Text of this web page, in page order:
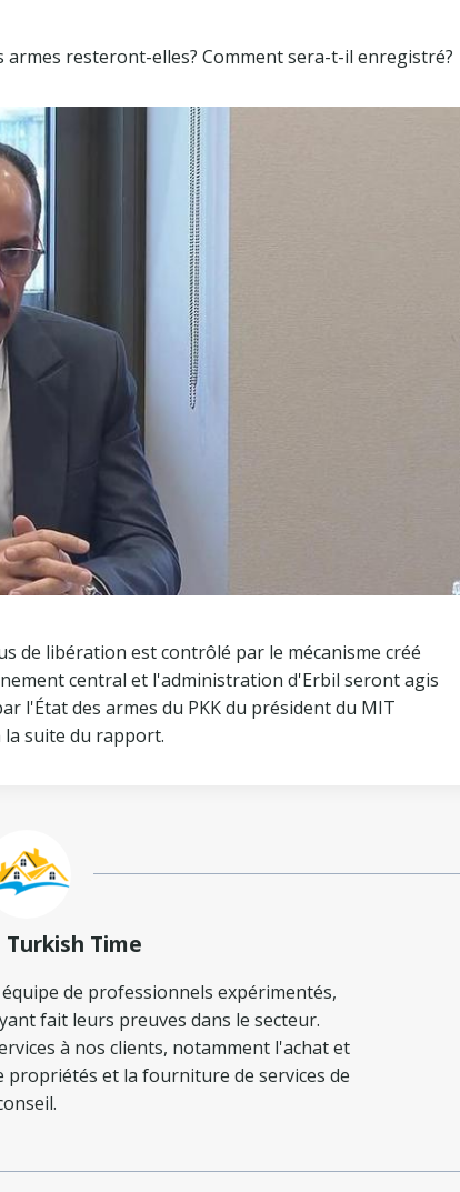
resteront-elles? Comment sera-t-il enregistré?
de libération est contrôlé par le mécanisme créé
central et l'administration d'Erbil seront agis
l'État des armes du PKK du président du MIT
la suite du rapport.
Time
de professionnels expérimentés,
fait leurs preuves dans le secteur.
à nos clients, notamment l'achat et
propriétés et la fourniture de services de